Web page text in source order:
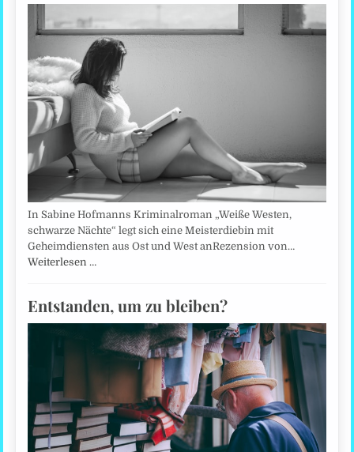
In Sabine Hofmanns Kriminalroman „Weiße Westen,
schwarze Nächte“ legt sich eine Meisterdiebin mit
Geheimdiensten aus Ost und West anRezension von…
Weiterlesen …
Entstanden, um zu bleiben?